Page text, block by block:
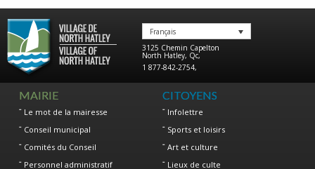
Français
3125 Chemin Capelton
North Hatley, Qc,
1 877-842-2754,
MAIRIE
Le mot de la mairesse
Conseil municipal
Comités du Conseil
Personnel administratif
CITOYENS
Infolettre
Sports et loisirs
Art et culture
Lieux de culte